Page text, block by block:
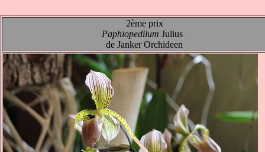
2ème prix
Paphiopedilum Julius
de Janker Orchideen